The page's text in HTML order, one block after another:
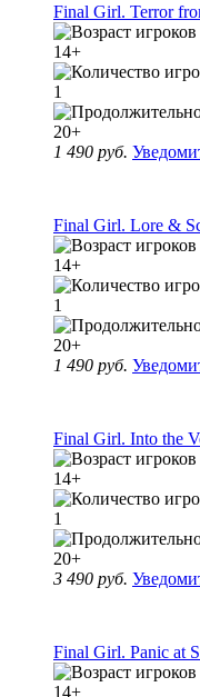
Final Girl. Terror
14+
1
20+
1 490 руб.
Final Girl. Lore &
14+
1
20+
1 490 руб.
Final Girl. Into the
14+
1
20+
3 490 руб.
Final Girl. Panic at
14+